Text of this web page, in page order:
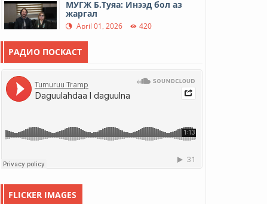
МУГЖ Б.Туяа: Инээд бол аз
жаргал
April 01, 2026 420
Гэр хорооллын айл өрхийн
шөнийн цахилгааны тар...
March 31, 2026 558
March 16, 2026 500
РАДИО ПОСКАСТ
FLICKER IMAGES